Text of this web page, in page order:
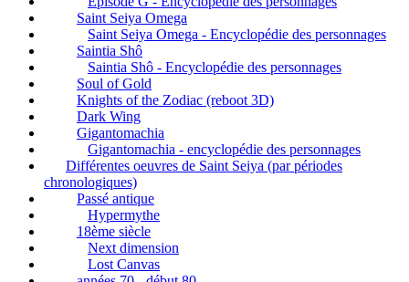
Saint Seiya Omega
Saint Seiya Omega - Encyclopédie des personnages
Saintia Shô
Saintia Shô - Encyclopédie des personnages
Soul of Gold
Knights of the Zodiac (reboot 3D)
Dark Wing
Gigantomachia
Gigantomachia - encyclopédie des personnages
Différentes oeuvres de Saint Seiya (par périodes
chronologiques)
Passé antique
Hypermythe
18ème siècle
Next dimension
Lost Canvas